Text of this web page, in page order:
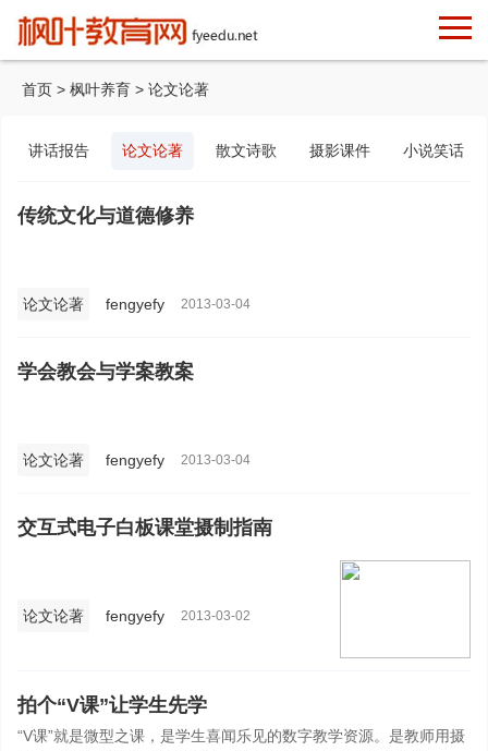
首页 > 枫叶养育 > 论文论著
讲话报告 论文论著 散文诗歌 摄影课件 小说笑话
传统文化与道德修养
论文论著 fengyefy 2013-03-04
学会教会与学案教案
论文论著 fengyefy 2013-03-04
交互式电子白板课堂摄制指南
论文论著 fengyefy 2013-03-02
拍个“V课”让学生先学
“V课”就是微型之课，是学生喜闻乐见的数字教学资源。是教师用摄